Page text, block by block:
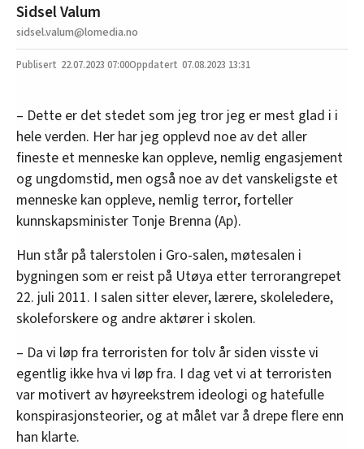
Sidsel Valum
sidsel.valum@lomedia.no
22.07.2023 07:00 07.08.2023 13:31
– Dette er det stedet som jeg tror jeg er mest glad i i
hele verden. Her har jeg opplevd noe av det aller
fineste et menneske kan oppleve, nemlig engasjement
og ungdomstid, men også noe av det vanskeligste et
menneske kan oppleve, nemlig terror, forteller
kunnskapsminister Tonje Brenna (Ap).
Hun står på talerstolen i Gro-salen, møtesalen i
bygningen som er reist på Utøya etter terrorangrepet
22. juli 2011. I salen sitter elever, lærere, skoleledere,
skoleforskere og andre aktører i skolen.
– Da vi løp fra terroristen for tolv år siden visste vi
egentlig ikke hva vi løp fra. I dag vet vi at terroristen
var motivert av høyreekstrem ideologi og hatefulle
konspirasjonsteorier, og at målet var å drepe flere enn
han klarte.